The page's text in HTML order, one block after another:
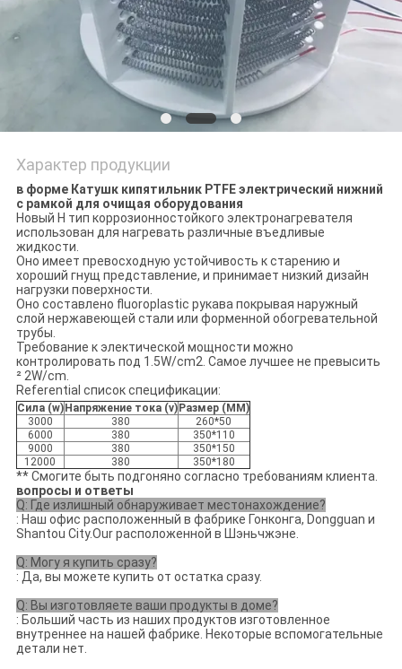
Характер продукции
в форме Катушк кипятильник PTFE электрический нижний
с рамкой для очищая оборудования
Новый Н тип коррозионностойкого электронагревателя
использован для нагревать различные въедливые
жидкости.
Оно имеет превосходную устойчивость к старению и
хороший гнущ представление, и принимает низкий дизайн
нагрузки поверхности.
Оно составлено fluoroplastic рукава покрывая наружный
слой нержавеющей стали или форменной обогревательной
трубы.
Требование к электической мощности можно
контролировать под 1.5W/cm2. Самое лучшее не превысить
² 2W/cm.
Referential список спецификации:
Сила (w) Напряжение тока (v) Размер (MM)
3000
380
260*50
6000
380
350*110
9000
380
350*150
12000
380 350*180
** Смогите быть подгоняно согласно требованиям клиента.
вопросы и ответы
Q: Где излишный обнаруживает местонахождение?
: Наш офис расположенный в фабрике Гонконга, Dongguan и
Shantou City.Our расположенной в Шэньчжэне.
Q: Могу я купить сразу?
: Да, вы можете купить от остатка сразу.
Q: Вы изготовляете ваши продукты в доме?
: Больший часть из наших продуктов изготовленное
внутреннее на нашей фабрике. Некоторые вспомогательные
детали нет.